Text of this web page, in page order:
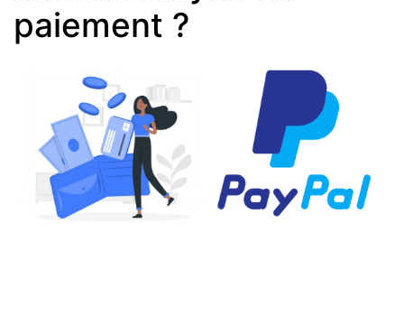
paiement ?